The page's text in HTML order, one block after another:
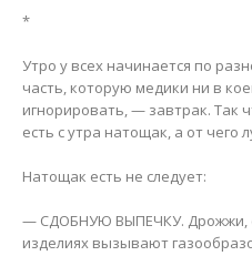
*
Утро у всех начинается по
часть, которую медики ни в
игнорировать, — завтрак. Так
есть с утра натощак, а от чего
Натощак есть не следует:
— СДОБНУЮ ВЫПЕЧКУ. Дрожжи,
изделиях вызывают